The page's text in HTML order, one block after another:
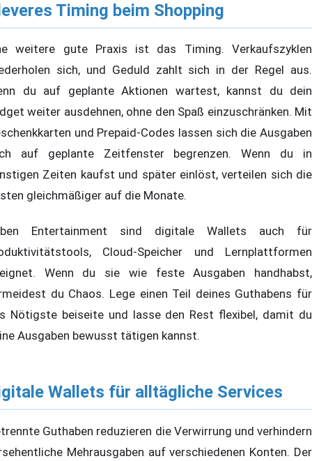
Timing beim Shopping
weitere gute Praxis ist das Timing. Verkaufszyklen
sich, und Geduld zahlt sich in der Regel aus.
du auf geplante Aktionen wartest, kannst du dein
weiter ausdehnen, ohne den Spaß einzuschränken. Mit
und Prepaid-Codes lassen sich die Ausgaben
auf geplante Zeitfenster begrenzen. Wenn du in
Zeiten kaufst und später einlöst, verteilen sich die
gleichmäßiger auf die Monate.
Entertainment sind digitale Wallets auch für
Cloud-Speicher und Lernplattformen
Wenn du sie wie feste Ausgaben handhabst,
du Chaos. Lege einen Teil deines Guthabens für
Nötigste beiseite und lasse den Rest flexibel, damit du
Ausgaben bewusst tätigen kannst.
Wallets für alltägliche Services
Guthaben reduzieren die Verwirrung und verhindern
Mehrausgaben auf verschiedenen Konten. Der